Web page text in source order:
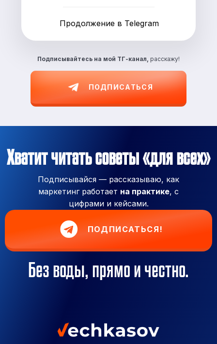
Подписывайтесь на мой ТГ-канал, расскажу!
ПОДПИСАТЬСЯ
Продолжение в Telegram
Хватит читать советы «для всех»
Подписывайся — рассказываю, как
маркетинг работает на практике, с
цифрами и кейсами.
ПОДПИСАТЬСЯ!
Без воды, прямо и честно.